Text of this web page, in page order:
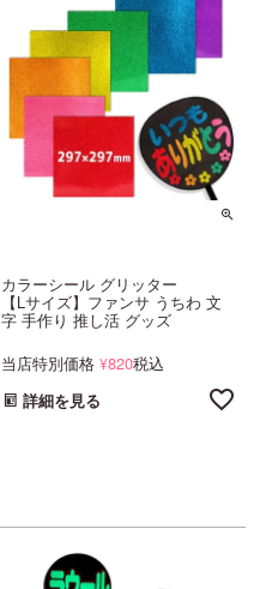
カラーシール グリッター
【Lサイズ】ファンサ うちわ 文
字 手作り 推し活 グッズ
当店特別価格 ¥820税込
詳細を見る